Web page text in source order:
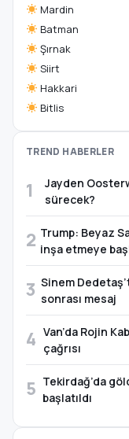
Mardin
Batman
Şırnak
Siirt
Hakkari
Bitlis
TREND HABERLER
1
Jayden
sürecek?
2 Trump: Beyaz
inşa etmeye
3 Sinem
sonrası mesaj
4 Van’da Rojin
çağrısı
5 Tekirdağ’da
başlatıldı